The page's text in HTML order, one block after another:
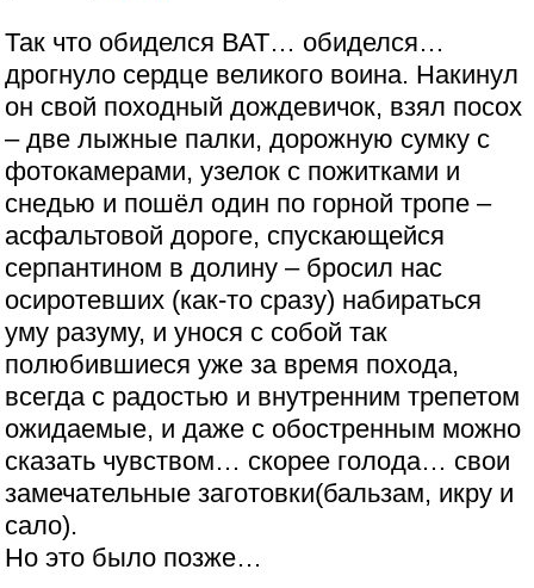
Так что обиделся ВАТ… обиделся…
дрогнуло сердце великого воина. Накинул
он свой походный дождевичок, взял посох
– две лыжные палки, дорожную сумку с
фотокамерами, узелок с пожитками и
снедью и пошёл один по горной тропе –
асфальтовой дороге, спускающейся
серпантином в долину – бросил нас
осиротевших (как-то сразу) набираться
уму разуму, и унося с собой так
полюбившиеся уже за время похода,
всегда с радостью и внутренним трепетом
ожидаемые, и даже с обостренным можно
сказать чувством… скорее голода… свои
замечательные заготовки(бальзам, икру и
сало).
Но это было позже…